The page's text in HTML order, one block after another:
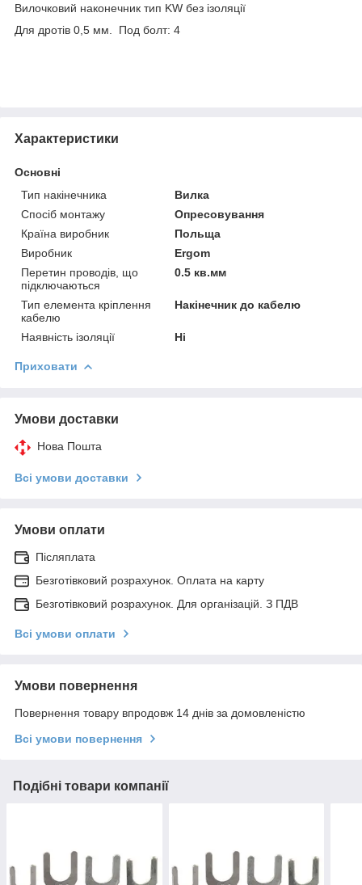
Вилочковий наконечник тип KW без ізоляції
Для дротів 0,5 мм. Под болт: 4
Характеристики
Основні
Тип накінечника
Вилка
Спосіб монтажу
Опресовування
Країна виробник
Польща
Виробник
Ergom
Перетин проводів, що
підключаються
0.5 кв.мм
Тип елемента кріплення
кабелю
Накінечник до кабелю
Наявність ізоляції Ні
Приховати
Умови доставки
Нова Пошта
Всі умови доставки
Умови оплати
Післяплата
Безготівковий розрахунок. Оплата на карту
Безготівковий розрахунок. Для організацій. З ПДВ
Всі умови оплати
Умови повернення
Повернення товару впродовж 14 днів за домовленістю
Всі умови повернення
Подібні товари компанії